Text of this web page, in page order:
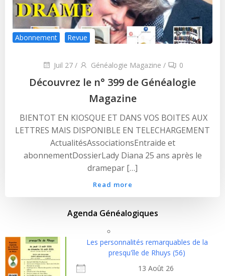
Abonnement Revue
Juil 27 / Généalogie Magazine / 0
Découvrez le n° 399 de Généalogie
Magazine
​ BIENTOT EN KIOSQUE ET DANS VOS BOITES AUX
LETTRES MAIS DISPONIBLE EN TELECHARGEMENT
ActualitésAssociationsEntraide et
abonnementDossierLady Diana 25 ans après le
dramepar […]
Read more
Agenda Généalogiques
Les personnalités remarquables de la
presqu'île de Rhuys (56)
13 Août 26